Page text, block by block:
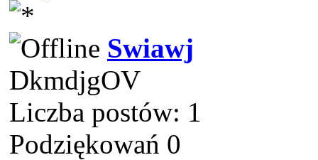
Swiawj
DkmdjgOV
Liczba postów: 1
Podziękowań 0